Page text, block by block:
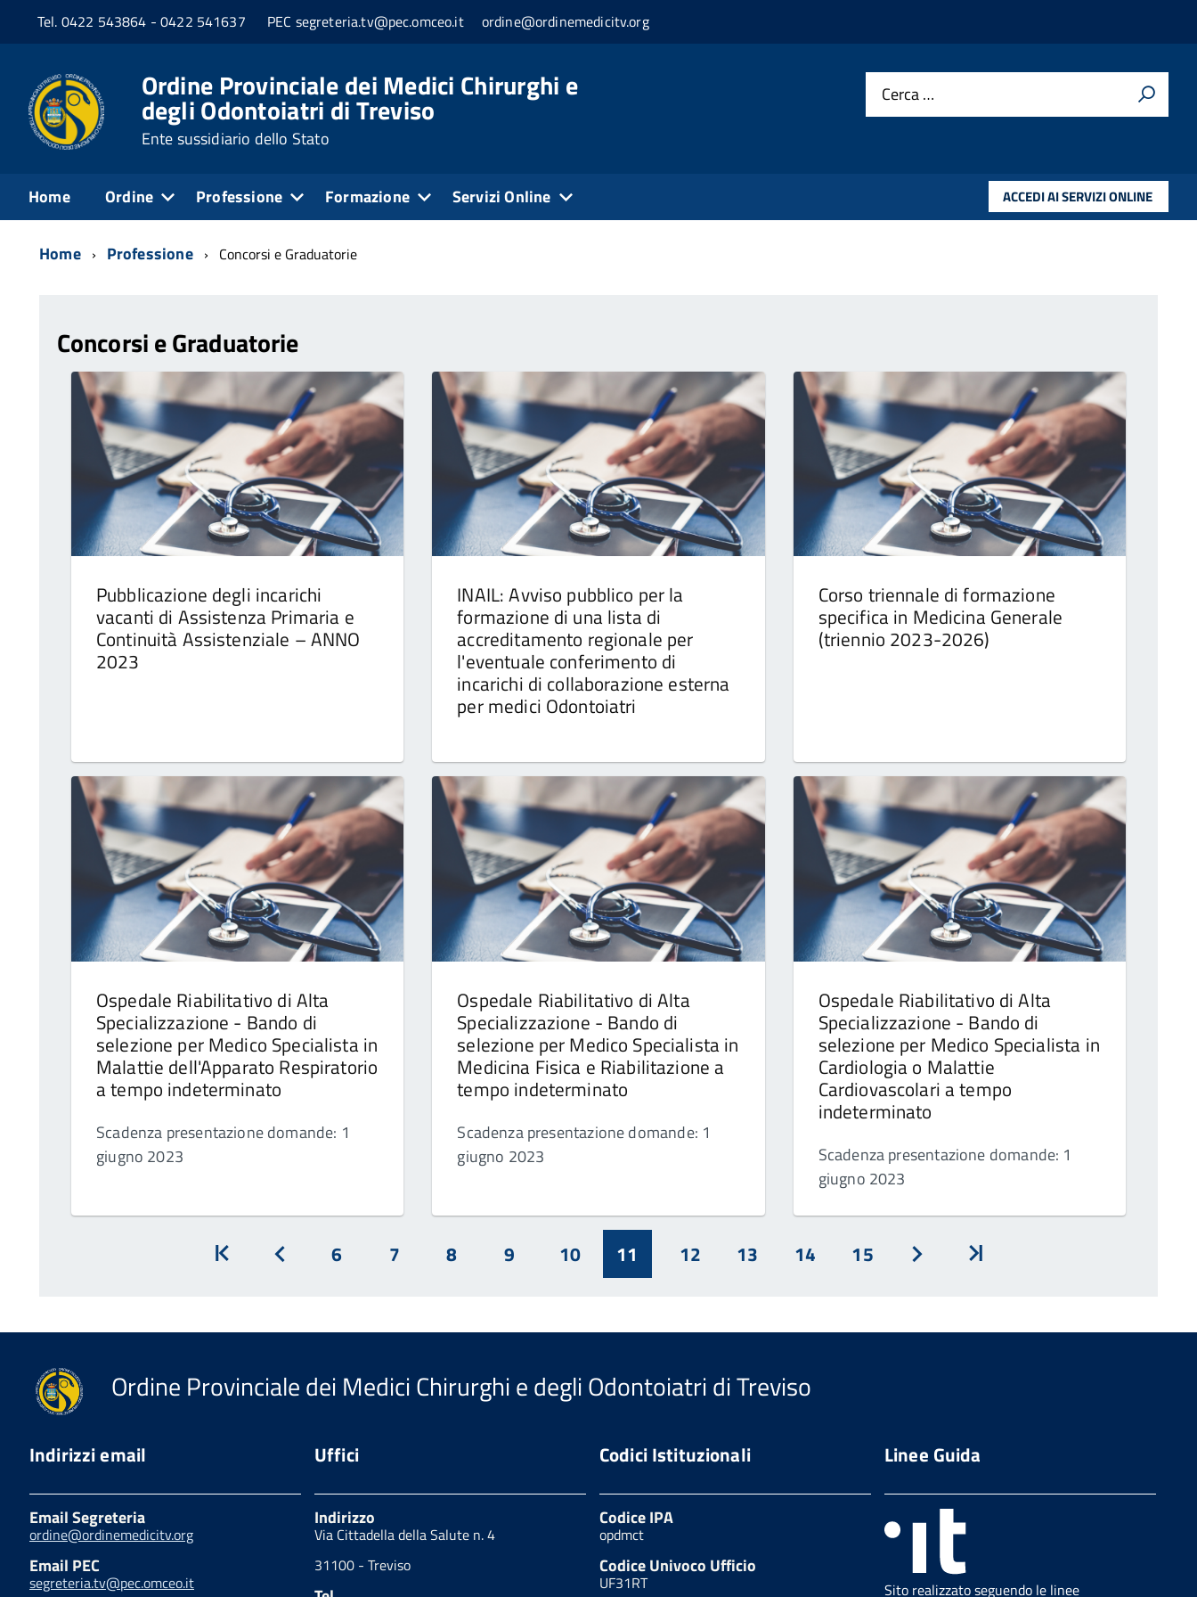
Tel. 0422 543864 - 0422 541637 PEC segreteria.tv@pec.omceo.it ordine@ordinemedicitv.org
Ordine Provinciale dei Medici Chirurghi e
degli Odontoiatri di Treviso
Ente sussidiario dello Stato
Cerca …
Home Ordine Professione Formazione Servizi Online ACCEDI AI SERVIZI ONLINE
Home Professione Concorsi e Graduatorie
Concorsi e Graduatorie
Pubblicazione degli incarichi
vacanti di Assistenza Primaria e
Continuità Assistenziale – ANNO
2023
INAIL: Avviso pubblico per la
formazione di una lista di
accreditamento regionale per
l'eventuale conferimento di
incarichi di collaborazione esterna
per medici Odontoiatri
Corso triennale di formazione
specifica in Medicina Generale
(triennio 2023-2026)
Ospedale Riabilitativo di Alta
Specializzazione - Bando di
selezione per Medico Specialista in
Malattie dell'Apparato Respiratorio
a tempo indeterminato
Scadenza presentazione domande: 1
giugno 2023
Ospedale Riabilitativo di Alta
Specializzazione - Bando di
selezione per Medico Specialista in
Medicina Fisica e Riabilitazione a
tempo indeterminato
Scadenza presentazione domande: 1
giugno 2023
Ospedale Riabilitativo di Alta
Specializzazione - Bando di
selezione per Medico Specialista in
Cardiologia o Malattie
Cardiovascolari a tempo
indeterminato
Scadenza presentazione domande: 1
giugno 2023
6 7 8 9 10 11 12 13 14 15 Avanti
Ordine Provinciale dei Medici Chirurghi e degli Odontoiatri di Treviso
Indirizzi email
Email Segreteria
ordine@ordinemedicitv.org
Email PEC
segreteria.tv@pec.omceo.it
Uffici
Indirizzo
Via Cittadella della Salute n. 4
31100 - Treviso
Codici Istituzionali
Codice IPA
opdmct
Codice Univoco Ufficio
UF31RT
Linee Guida
Sito realizzato seguendo le linee